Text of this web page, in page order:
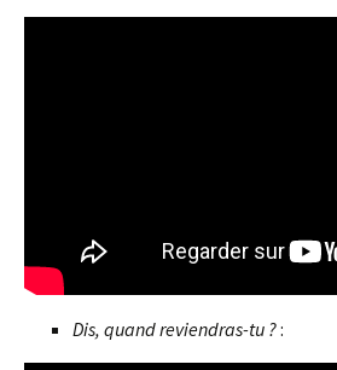
Dis, quand reviendras-tu ?: